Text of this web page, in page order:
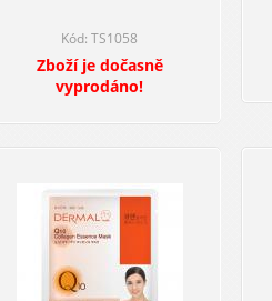
Kód: TS1058
Zboží je dočasně
vyprodáno!